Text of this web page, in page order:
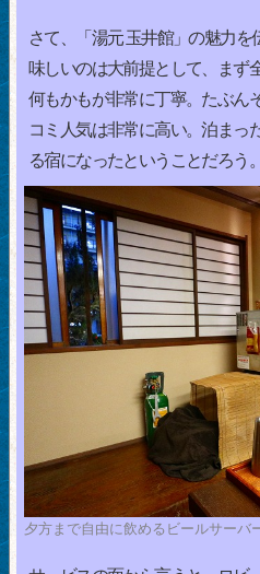
さて、「湯元 玉井館」の魅力
味しいのは大前提として、まず
何もかもが非常に丁寧。たぶん
コミ人気は非常に高い。泊まっ
る宿になったということだろう。
夕方まで自由に飲めるビールサーバ